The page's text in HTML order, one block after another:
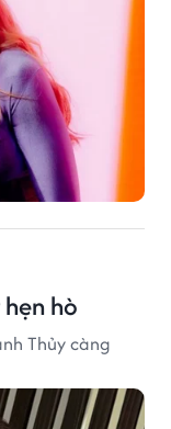
hò
Thủy càng